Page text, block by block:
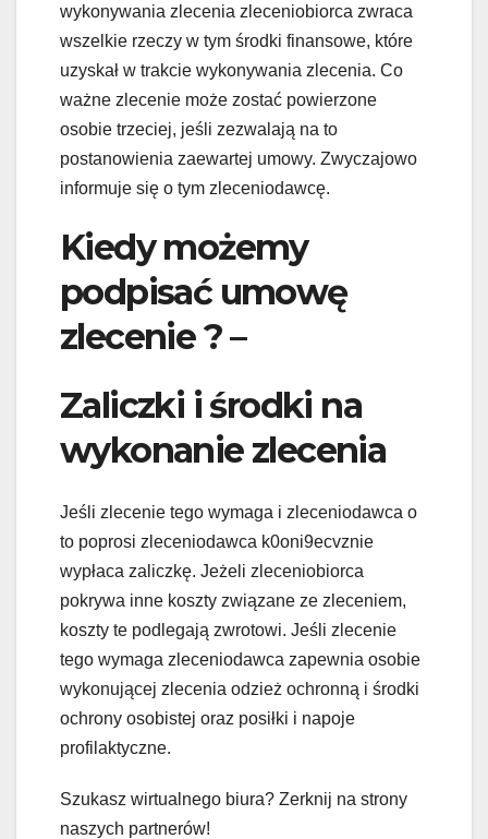
wykonywania zlecenia zleceniobiorca zwraca
wszelkie rzeczy w tym środki finansowe, które
uzyskał w trakcie wykonywania zlecenia. Co
ważne zlecenie może zostać powierzone
osobie trzeciej, jeśli zezwalają na to
postanowienia zaewartej umowy. Zwyczajowo
informuje się o tym zleceniodawcę.
Kiedy możemy
podpisać umowę
zlecenie ? –
Zaliczki i środki na
wykonanie zlecenia
Jeśli zlecenie tego wymaga i zleceniodawca o
to poprosi zleceniodawca k0oni9ecvznie
wypłaca zaliczkę. Jeżeli zleceniobiorca
pokrywa inne koszty związane ze zleceniem,
koszty te podlegają zwrotowi. Jeśli zlecenie
tego wymaga zleceniodawca zapewnia osobie
wykonującej zlecenia odzież ochronną i środki
ochrony osobistej oraz posiłki i napoje
profilaktyczne.
Szukasz wirtualnego biura? Zerknij na strony
naszych partnerów!